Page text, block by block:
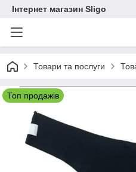
Інтернет магазин Sligo
Товари та послуги
Топ продажів